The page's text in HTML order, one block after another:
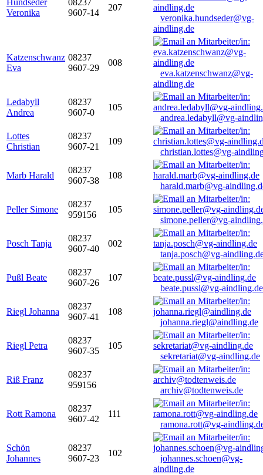
Hundseder
Veronika
08237
9607-14
207
veronika.hundseder@vg-
aindling.de
Katzenschwanz
Eva
08237
9607-29
008
eva.katzenschwanz@vg-
aindling.de
Ledabyll
Andrea
08237
9607-0
105
andrea.ledabyll@vg-
Lottes
Christian
08237
9607-21
109
christian.lottes@vg-
Marb Harald
08237
9607-38
108
harald.marb@vg-
Peller Simone
08237
959156
105
simone.peller@vg-
Posch Tanja
08237
9607-40
002
tanja.posch@vg-
Pußl Beate
08237
9607-26
107
beate.pussl@vg-aindling.de
Riegl Johanna
08237
9607-41
108
johanna.riegl@aindling.de
Riegl Petra
08237
9607-35
105
sekretariat@vg-aindling.de
Riß Franz
08237
959156
archiv@todtenweis.de
Rott Ramona
08237
9607-42
111
ramona.rott@vg-
Schön
Johannes
08237
9607-23
102
johannes.schoen@vg-
aindling.de